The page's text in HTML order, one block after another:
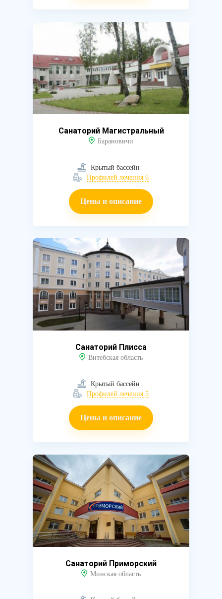
Санаторий Магистральный
Барановичи
Крытый бассейн
Профилей лечения 6
Цены и описание
Санаторий Плисса
Витебская область
Крытый бассейн
Профилей лечения 5
Цены и описание
Санаторий Приморский
Минская область